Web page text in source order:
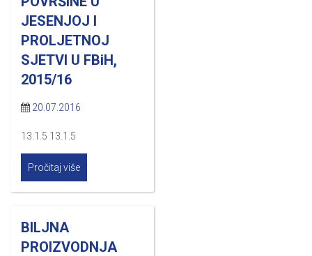
JESENJOJ I
PROLJETNOJ
SJETVI U FBiH,
2015/16
20.07.2016
13.1.5 13.1.5
Pročitaj više
BILJNA
PROIZVODNJA